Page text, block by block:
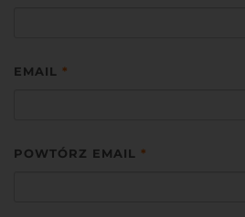
EMAIL *
POWTÓRZ EMAIL *